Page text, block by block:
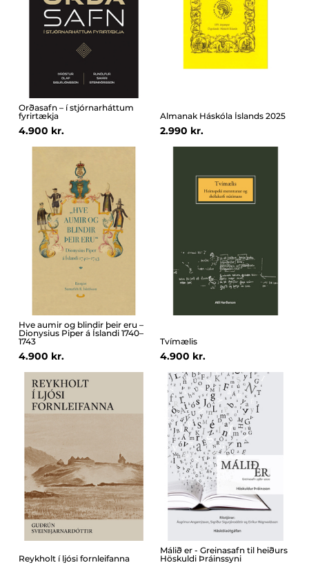
Orðasafn – í stjórnarháttum
fyrirtækja
4.900 kr.
Almanak Háskóla Íslands 2025
2.990 kr.
Hve aumir og blindir þeir eru –
Dionysius Piper á Íslandi 1740–
1743
4.900 kr.
Tvímælis
4.900 kr.
Reykholt í ljósi fornleifanna
Málið er - Greinasafn til heiðurs
Höskuldi Þráinssyni